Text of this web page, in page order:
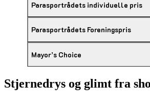
Parasportrådets individuelle pris
Parasportrådets Foreningspris
Mayor’s Choice
Stjernedrys og glimt fra